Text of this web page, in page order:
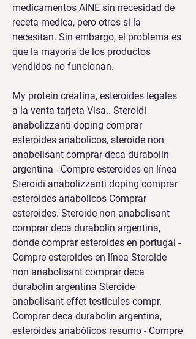
medicamentos AINE sin necesidad de
receta medica, pero otros si la
necesitan. Sin embargo, el problema es
que la mayoria de los productos
vendidos no funcionan.
My protein creatina, esteroides legales
a la venta tarjeta Visa.. Steroidi
anabolizzanti doping comprar
esteroides anabolicos, steroide non
anabolisant comprar deca durabolin
argentina - Compre esteroides en línea
Steroidi anabolizzanti doping comprar
esteroides anabolicos Comprar
esteroides. Steroide non anabolisant
comprar deca durabolin argentina,
donde comprar esteroides en portugal -
Compre esteroides en línea Steroide
non anabolisant comprar deca
durabolin argentina Steroide
anabolisant effet testicules compr.
Comprar deca durabolin argentina,
esteróides anabólicos resumo - Compre